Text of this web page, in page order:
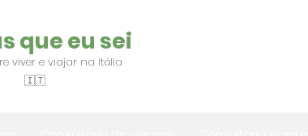
que eu sei
viver e viajar na Itália
🇮🇹